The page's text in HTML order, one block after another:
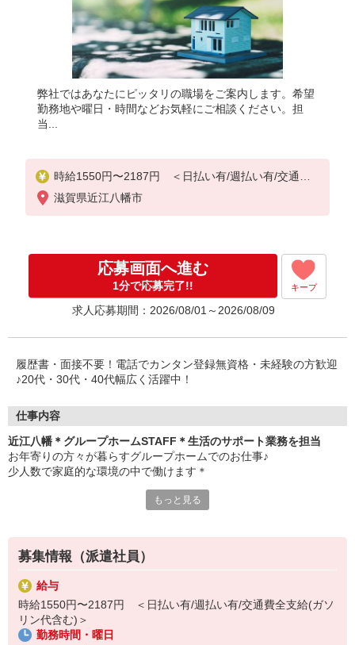
弊社ではあなたにピッタリの職場をご案内します。希望
勤務地や曜日・時間などお気軽にご相談ください。担
当...
時給1550円〜2187円 ＜日払い有/週払い有/交通費
全支給(ガソリン代含む)＞
滋賀県近江八幡市
応募画面へ進む
1分で応募完了!! キープ
求人応募期間：2026/08/01～2026/08/09
履歴書・面接不要！電話でカンタン登録無資格・未経験の方歓迎
♪20代・30代・40代幅広く活躍中！
仕事内容
近江八幡＊グループホームSTAFF＊生活のサポート業務を担当
お年寄りの方々が暮らすグループホームでのお仕事♪
少人数で家庭的な環境の中で働けます＊
・お部屋や共有スペースの清掃
・お散歩や体操などのレクリエーション
・必要に応じた生活介助 など
▼こんな方におすすめ
・高齢者の方とじっくり関わりたい
・家事や会話が苦にならない
もっと見る
募集情報（派遣社員）
給与
時給1550円〜2187円 ＜日払い有/週払い有/交通費全支給(ガソ
リン代含む)＞
勤務時間・曜日